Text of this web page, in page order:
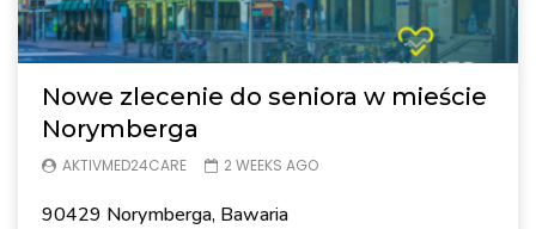
Nowe zlecenie do seniora w mieście
Norymberga
AKTIVMED24CARE 2 WEEKS AGO
90429 Norymberga, Bawaria